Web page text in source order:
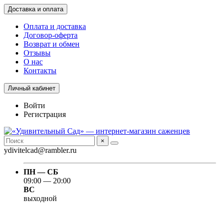
Доставка и оплата
Оплата и доставка
Договор-оферта
Возврат и обмен
Отзывы
О нас
Контакты
Личный кабинет
Войти
Регистрация
×
ydivitelcad@rambler.ru
ПН — СБ
09:00 — 20:00
ВС
выходной